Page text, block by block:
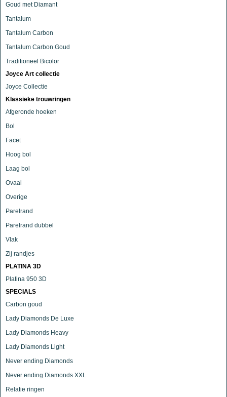
Goud met Diamant
Tantalum
Tantalum Carbon
Tantalum Carbon Goud
Traditioneel Bicolor
Joyce Art collectie
Joyce Collectie
Klassieke trouwringen
Afgeronde hoeken
Bol
Facet
Hoog bol
Laag bol
Ovaal
Overige
Parelrand
Parelrand dubbel
Vlak
Zij randjes
PLATINA 3D
Platina 950 3D
SPECIALS
Carbon goud
Lady Diamonds De Luxe
Lady Diamonds Heavy
Lady Diamonds Light
Never ending Diamonds
Never ending Diamonds XXL
Relatie ringen